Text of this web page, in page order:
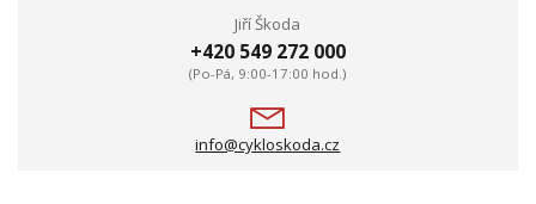
Jiří Škoda
+420 549 272 000
(Po-Pá, 9:00-17:00 hod.)
info@cykloskoda.cz